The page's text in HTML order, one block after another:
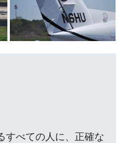
すべての人に、正確な